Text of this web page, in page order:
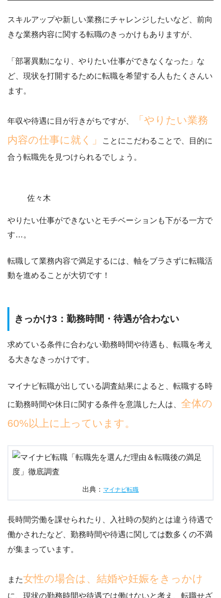
スキルアップや新しい業務にチャレンジしたいなど、前向
きな業務内容に関する転職のきっかけもありますが、
「部署異動になり、やりたい仕事ができなくなった」 な
ど、現状を打開するために転職を希望する人もたくさんい
ます。
年収や待遇に目が行きがちですが、
「やりたい業務
内容の仕事に就く」
ことにこだわることで、目的に
合う転職先を見つけられるでしょう。
佐々木
やりたい仕事ができないとモチベーションも下がる一方で
す…。
転職して業務内容で満足するには、 軸をブラさずに転職活
動を進めることが大切です！
きっかけ3：勤務時間・待遇が合わない
求めている条件に合わない勤務時間や待遇も、転職を考え
る大きなきっかけです。
マイナビ転職が出している調査結果によると、転職する時
に勤務時間や休日に関する条件を意識した人は、 全体の
60%以上に上っています。
出典： マイナビ転職
長時間労働を課せられたり、入社時の契約とは違う待遇で
働かされたなど、勤務時間や待遇に関しては数多くの不満
が集まっています。
また女性の場合は、結婚や妊娠をきっかけ
に、現状の勤務時間や待遇では働けないと考え、転職せざ